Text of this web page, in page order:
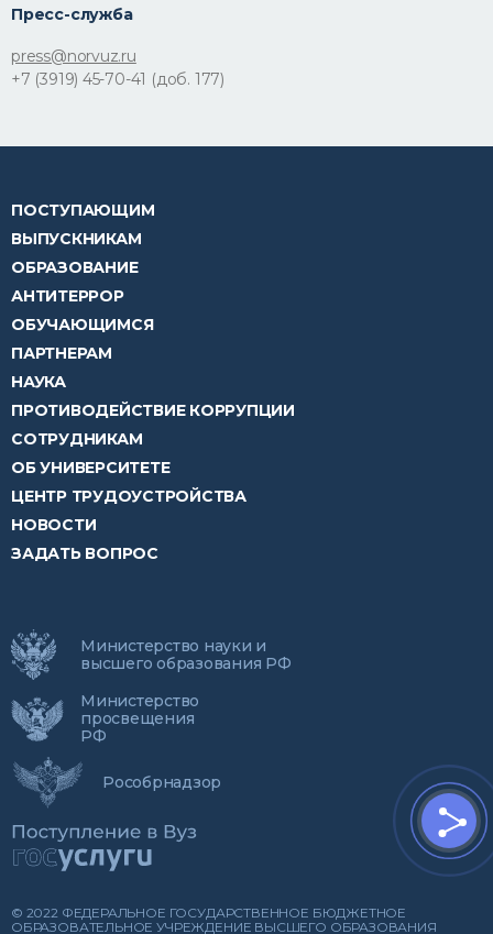
Пресс-служба
press@norvuz.ru
+7 (3919) 45-70-41 (доб. 177)
ПОСТУПАЮЩИМ
ВЫПУСКНИКАМ
ОБРАЗОВАНИЕ
АНТИТЕРРОР
ОБУЧАЮЩИМСЯ
ПАРТНЕРАМ
НАУКА
ПРОТИВОДЕЙСТВИЕ КОРРУПЦИИ
СОТРУДНИКАМ
ОБ УНИВЕРСИТЕТЕ
ЦЕНТР ТРУДОУСТРОЙСТВА
НОВОСТИ
ЗАДАТЬ ВОПРОС
Министерство науки и
высшего образования РФ
Министерство
просвещения
РФ
Рособрнадзор
© 2022 ФЕДЕРАЛЬНОЕ ГОСУДАРСТВЕННОЕ БЮДЖЕТНОЕ
ОБРАЗОВАТЕЛЬНОЕ УЧРЕЖДЕНИЕ ВЫСШЕГО ОБРАЗОВАНИЯ